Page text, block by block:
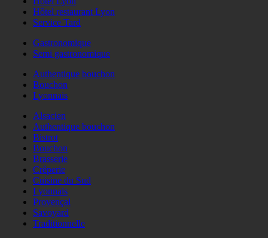
Hôtel restaurant Lyon
Service Tard
Gastronomique
Semi gastronomique
Authentique bouchon
Bouchon
Lyonnais
Alsacien
Authentique bouchon
Bistrot
Bouchon
Brasserie
Crêperie
Cuisine du Sud
Lyonnais
Provençal
Savoyard
Traditionnelle